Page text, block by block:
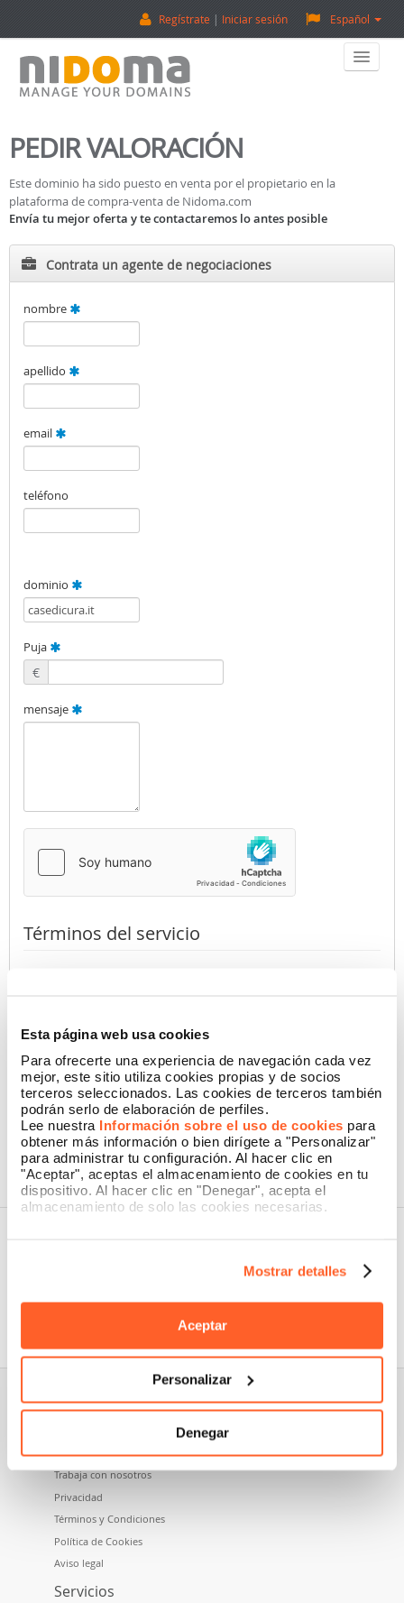
Esta página web usa cookies
Para ofrecerte una experiencia de navegación cada vez
mejor, este sitio utiliza cookies propias y de socios
terceros seleccionados. Las cookies de terceros también
podrán serlo de elaboración de perfiles.
Lee nuestra Información sobre el uso de cookies para
obtener más información o bien dirígete a "Personalizar"
para administrar tu configuración. Al hacer clic en
"Aceptar", aceptas el almacenamiento de cookies en tu
dispositivo. Al hacer clic en "Denegar", acepta el
almacenamiento de solo las cookies necesarias.
Mostrar detalles
Aceptar
Personalizar
Denegar
Español
Regístrate Iniciar sesión
Vender Dominios
¡Contactanos!
PEDIR VALORACIÓN
Este dominio ha sido puesto en venta por el propietario en la
plataforma de compra-venta de Nidoma.com
Envía tu mejor oferta y te contactaremos lo antes posible
Contrata un agente de negociaciones
nombre
apellido
email
teléfono
dominio
Puja
€
mensaje
Términos del servicio
CONFIRMAR
Nidoma es una marca perteneciente a Namecase GmbH,
empresa del grupo Aruba SpA.
Quiénes somos
Trabaja con nosotros
Privacidad
Términos y Condiciones
Política de Cookies
Aviso legal
Servicios